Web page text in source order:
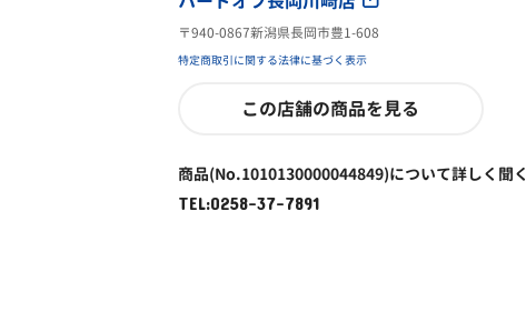
〒940-0867新潟県長岡市豊1-608
特定商取引に関する法律に基づく表示
この店舗の商品を見る
商品(No.1010130000044849)について詳しく聞く
TEL:0258-37-7891